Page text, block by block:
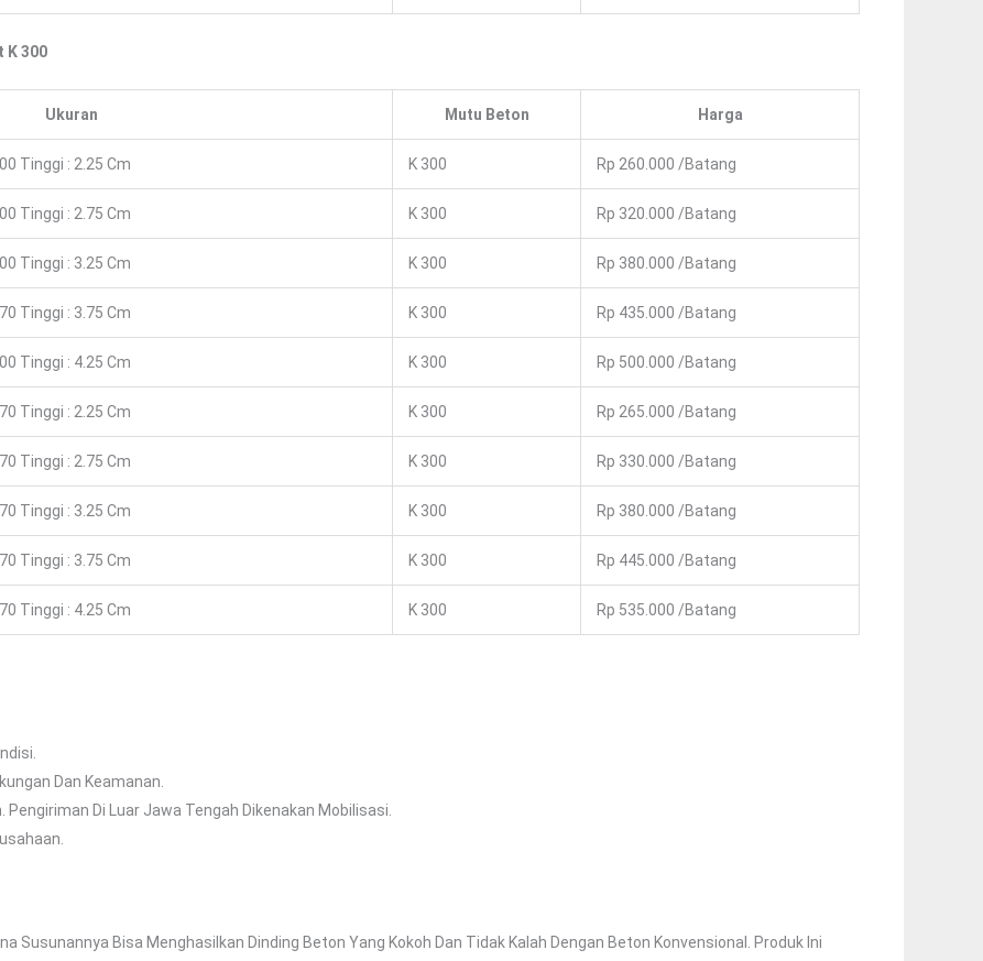
K 300
Ukuran Mutu Beton Harga
Tinggi : 2.25 Cm K 300 Rp 260.000 /Batang
Tinggi : 2.75 Cm K 300 Rp 320.000 /Batang
Tinggi : 3.25 Cm K 300 Rp 380.000 /Batang
Tinggi : 3.75 Cm K 300 Rp 435.000 /Batang
Tinggi : 4.25 Cm K 300 Rp 500.000 /Batang
Tinggi : 2.25 Cm K 300 Rp 265.000 /Batang
Tinggi : 2.75 Cm K 300 Rp 330.000 /Batang
Tinggi : 3.25 Cm K 300 Rp 380.000 /Batang
Tinggi : 3.75 Cm K 300 Rp 445.000 /Batang
Tinggi : 4.25 Cm K 300 Rp 535.000 /Batang
Dan Keamanan.
Di Luar Jawa Tengah Dikenakan Mobilisasi.
Susunannya Bisa Menghasilkan Dinding Beton Yang Kokoh Dan Tidak Kalah Dengan Beton Konvensional. Produk Ini